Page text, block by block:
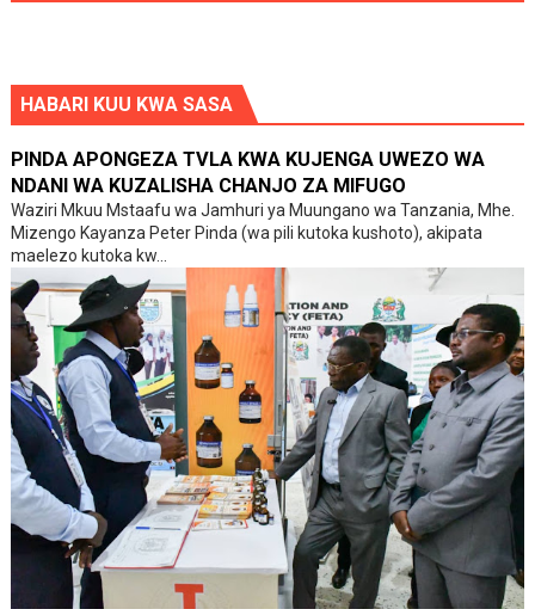
HABARI KUU KWA SASA
PINDA APONGEZA TVLA KWA KUJENGA UWEZO WA
NDANI WA KUZALISHA CHANJO ZA MIFUGO
Waziri Mkuu Mstaafu wa Jamhuri ya Muungano wa Tanzania, Mhe.
Mizengo Kayanza Peter Pinda (wa pili kutoka kushoto), akipata
maelezo kutoka kw...